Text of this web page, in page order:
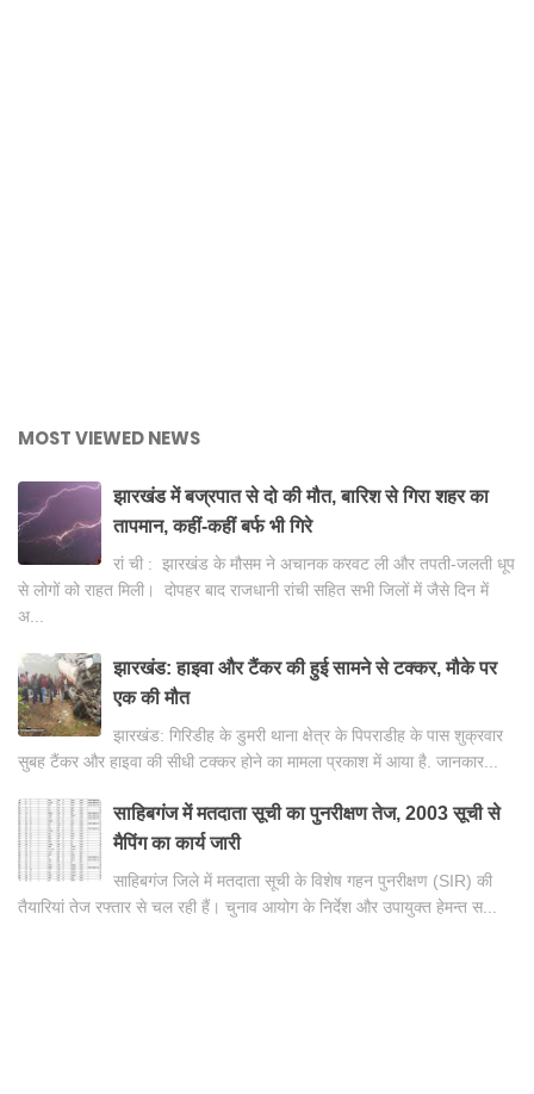
MOST VIEWED NEWS
झारखंड में बज्रपात से दो की मौत, बारिश से गिरा शहर का
तापमान, कहीं-कहीं बर्फ भी गिरे
रां ची : झारखंड के मौसम ने अचानक करवट ली और तपती-जलती धूप
से लोगों को राहत मिली। दोपहर बाद राजधानी रांची सहित सभी जिलों में जैसे दिन में
अ...
झारखंड: हाइवा और टैंकर की हुई सामने से टक्कर, मौके पर
एक की मौत
झारखंड: गिरिडीह के डुमरी थाना क्षेत्र के पिपराडीह के पास शुक्रवार
सुबह टैंकर और हाइवा की सीधी टक्कर होने का मामला प्रकाश में आया है. जानकार...
साहिबगंज में मतदाता सूची का पुनरीक्षण तेज, 2003 सूची से
मैपिंग का कार्य जारी
साहिबगंज जिले में मतदाता सूची के विशेष गहन पुनरीक्षण (SIR) की
तैयारियां तेज रफ्तार से चल रही हैं। चुनाव आयोग के निर्देश और उपायुक्त हेमन्त स...